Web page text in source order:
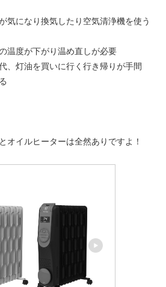
気になり換気したり空気清浄機を使う
温度が下がり温め直しが必要
、灯油を買いに行く行き帰りが手間
オイルヒーターは全然ありですよ！